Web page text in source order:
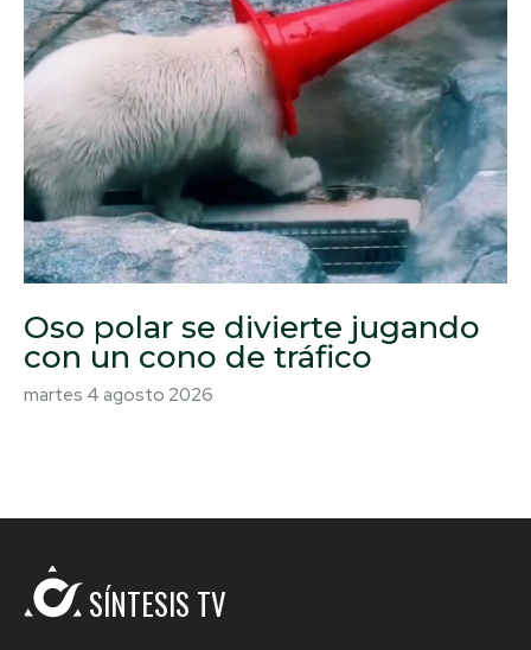
Oso polar se divierte jugando
con un cono de tráfico
martes 4 agosto 2026
SÍNTESIS TV